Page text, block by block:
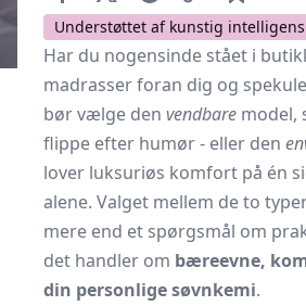
Understøttet af kunstig intelligens
Har du nogensinde stået i
madrasser foran dig og
bør vælge den vendbare model,
flippe efter humør - eller den
lover luksuriøs komfort på én
alene. Valget mellem de to
mere end et spørgsmål om
det handler om bæreevne,
din personlige søvnkemi.